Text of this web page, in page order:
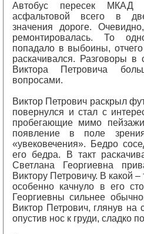
Автобус пересек
асфальтовой всего в
значения дороге.
ремонтировалась. То
попадало в выбоины,
раскачивался. Разговоры в
Виктора Петровича
вопросами.
Виктор Петрович раскрыл
повернулся и стал с
пробегающие мимо
появление в поле
«увековечения». Бедро
его бедра. В такт
Светлана Георгиевна
Виктору Петровичу. В какой –
особенно качнуло в его
Георгиевны сильнее
Виктор Петрович, глянув на
опустив нос к груди, сладко